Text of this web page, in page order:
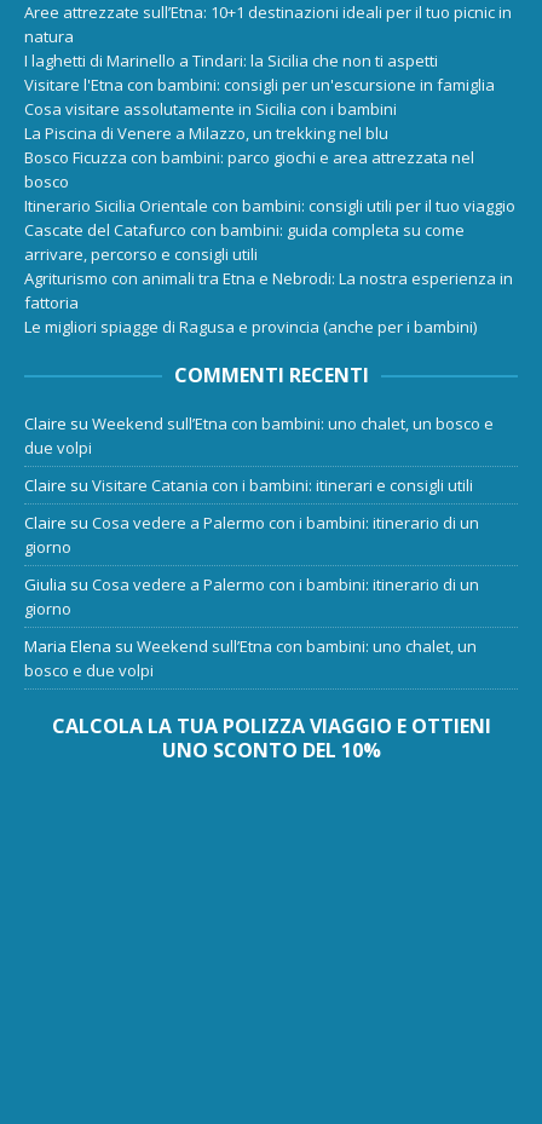
Aree attrezzate sull’Etna: 10+1 destinazioni ideali per il tuo picnic in
natura
I laghetti di Marinello a Tindari: la Sicilia che non ti aspetti
Visitare l'Etna con bambini: consigli per un'escursione in famiglia
Cosa visitare assolutamente in Sicilia con i bambini
La Piscina di Venere a Milazzo, un trekking nel blu
Bosco Ficuzza con bambini: parco giochi e area attrezzata nel
bosco
Itinerario Sicilia Orientale con bambini: consigli utili per il tuo viaggio
Cascate del Catafurco con bambini: guida completa su come
arrivare, percorso e consigli utili
Agriturismo con animali tra Etna e Nebrodi: La nostra esperienza in
fattoria
Le migliori spiagge di Ragusa e provincia (anche per i bambini)
COMMENTI RECENTI
Claire su Weekend sull’Etna con bambini: uno chalet, un bosco e
due volpi
Claire su Visitare Catania con i bambini: itinerari e consigli utili
Claire su Cosa vedere a Palermo con i bambini: itinerario di un
giorno
Giulia su Cosa vedere a Palermo con i bambini: itinerario di un
giorno
Maria Elena su Weekend sull’Etna con bambini: uno chalet, un
bosco e due volpi
CALCOLA LA TUA POLIZZA VIAGGIO E OTTIENI
UNO SCONTO DEL 10%